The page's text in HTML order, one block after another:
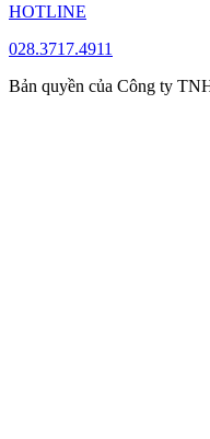
HOTLINE
028.3717.4911
Bản quyền của Công ty